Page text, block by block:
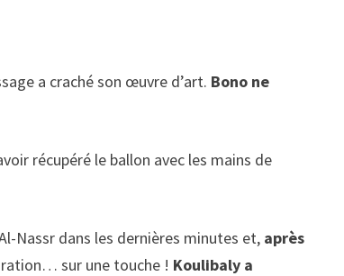
a craché son œuvre d’art. Bono ne
récupéré le ballon avec les mains de
Nassr dans les dernières minutes et, après
sur une touche ! Koulibaly a